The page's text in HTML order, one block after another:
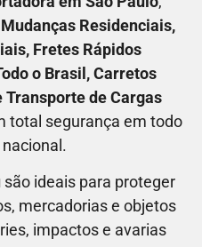
Mudanças Residenciais,
, Fretes Rápidos
o Brasil , Carretos
Transporte de Cargas
total segurança em todo
são ideais para proteger
mercadorias e objetos
impactos e avarias